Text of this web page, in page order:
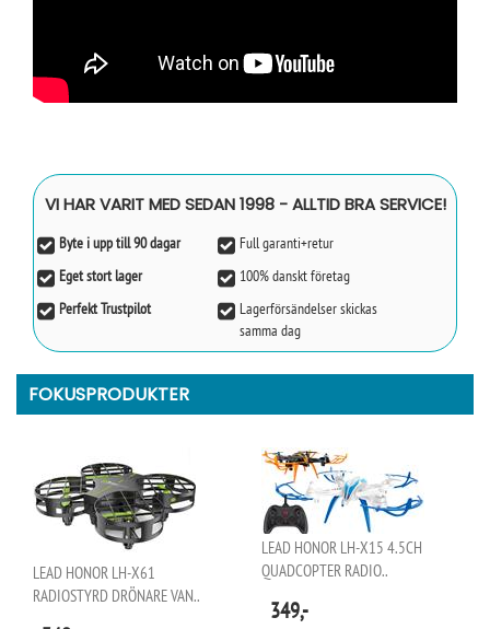
VI HAR VARIT MED SEDAN 1998 - ALLTID BRA SERVICE!
Byte i upp till 90 dagar
Full garanti+retur
Eget stort lager
100% danskt företag
Perfekt Trustpilot
Lagerförsändelser skickas
samma dag
FOKUSPRODUKTER
LEAD HONOR LH-X61
RADIOSTYRD DRÖNARE VAN..
LEAD HONOR LH-X15 4.5CH
QUADCOPTER RADIO..
349,-